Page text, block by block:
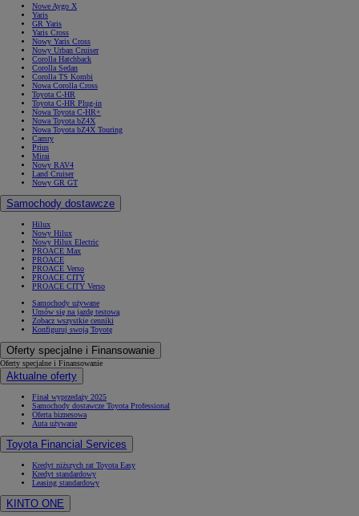
Nowe Aygo X
Yaris
GR Yaris
Yaris Cross
Nowy Yaris Cross
Nowy Urban Cruiser
Corolla Hatchback
Corolla Sedan
Corolla TS Kombi
Nowa Corolla Cross
Toyota C-HR
Toyota C-HR Plug-in
Nowa Toyota C-HR+
Nowa Toyota bZ4X
Nowa Toyota bZ4X Touring
Camry
Prius
Mirai
Nowy RAV4
Land Cruiser
Nowy GR GT
Samochody dostawcze
Hilux
Nowy Hilux
Nowy Hilux Electric
PROACE Max
PROACE
PROACE Verso
PROACE CITY
PROACE CITY Verso
Samochody używane
Umów się na jazdę testową
Zobacz wszystkie cenniki
Konfiguruj swoją Toyotę
Oferty specjalne i Finansowanie
Oferty specjalne i Finansowanie
Aktualne oferty
Finał wyprzedaży 2025
Samochody dostawcze Toyota Professional
Oferta biznesowa
Auta używane
Toyota Financial Services
Kredyt niższych rat Toyota Easy
Kredyt standardowy
Leasing standardowy
KINTO ONE